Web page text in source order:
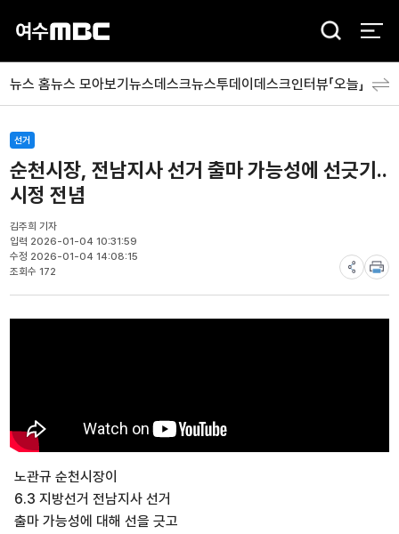
검
뉴스 홈뉴스 모아보기뉴스데스크뉴스투데이데스크인터뷰「오늘」 분야
선거
순천시장, 전남지사 선거 출마 가능성에 선긋기..
시정 전념
김주희 기자
입력 2026-01-04 10:31:59
수정 2026-01-04 14:08:15
조회수 172
노관규 순천시장이
6.3 지방선거 전남지사 선거
출마 가능성에 대해 선을 긋고